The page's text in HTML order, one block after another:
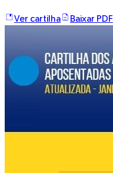
Ver cartilha Baixar PDF